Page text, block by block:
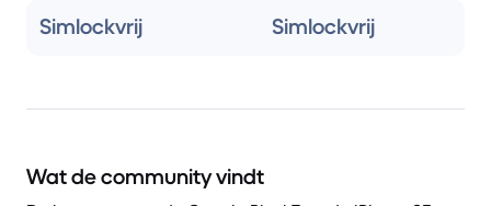
Simlockvrij Simlockvrij
Wat de community vindt